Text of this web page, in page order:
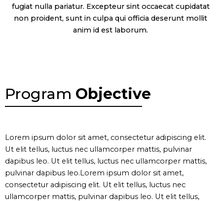
fugiat nulla pariatur. Excepteur sint occaecat cupidatat
non proident, sunt in culpa qui officia deserunt mollit
anim id est laborum.
Program Objective
Lorem ipsum dolor sit amet, consectetur adipiscing elit.
Ut elit tellus, luctus nec ullamcorper mattis, pulvinar
dapibus leo. Ut elit tellus, luctus nec ullamcorper mattis,
pulvinar dapibus leo.Lorem ipsum dolor sit amet,
consectetur adipiscing elit. Ut elit tellus, luctus nec
ullamcorper mattis, pulvinar dapibus leo. Ut elit tellus,